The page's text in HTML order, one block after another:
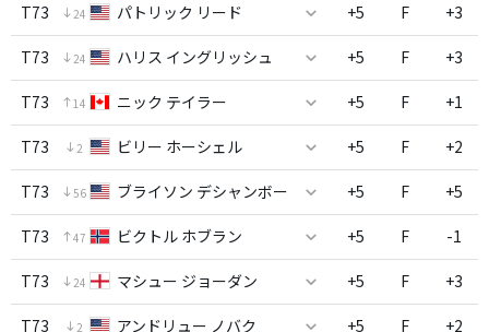
T73 24 パトリック リード +5 F +3
T73 24 ハリス イングリッシュ +5 F +3
T73 14 ニック テイラー +5 F +1
T73 2 ビリー ホーシェル +5 F +2
T73 56 ブライソン デシャンボー +5 F +5
T73 47 ビクトル ホブラン +5 F -1
T73 24 マシュー ジョーダン +5 F +3
T73 2 アンドリュー ノバク +5 F +2